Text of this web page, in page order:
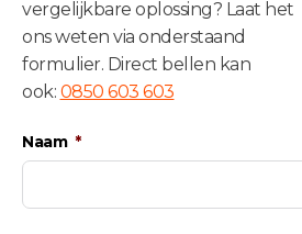
vergelijkbare oplossing? Laat het
ons weten via onderstaand
formulier. Direct bellen kan
ook: 0850 603 603
Naam